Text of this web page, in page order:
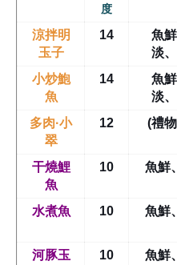
度
涼拌明
玉子
14
魚
淡
小炒鮑
魚
14
魚
淡
多肉·小
翠
12 (禮
干燒鯉
魚
10 魚鮮
水煮魚
10 魚鮮
河豚玉
10 魚鮮